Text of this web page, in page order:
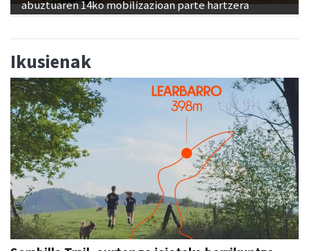
abuztuaren 14ko mobilizazioan parte hartzera
Ikusienak